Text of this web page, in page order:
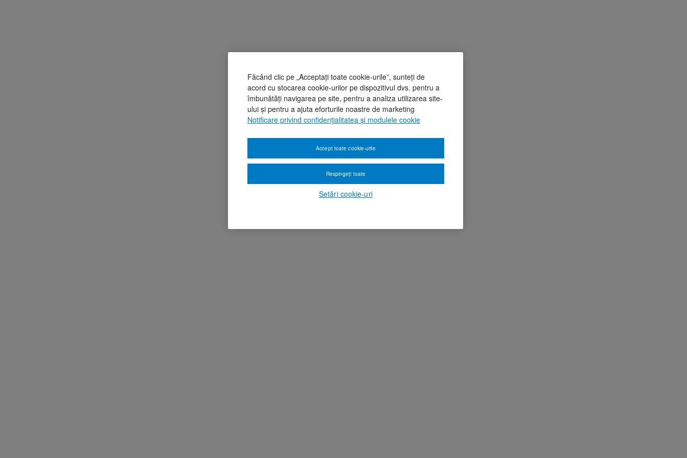
Făcând clic pe „Acceptați toate cookie-urile”, sunteți de
acord cu stocarea cookie-urilor pe dispozitivul dvs. pentru a
îmbunătăți navigarea pe site, pentru a analiza utilizarea site-
ului și pentru a ajuta eforturile noastre de marketing
Notificare privind confidențialitatea și modulele cookie
Setări cookie-uri
Respingeți toate
Accept toate cookie-urile